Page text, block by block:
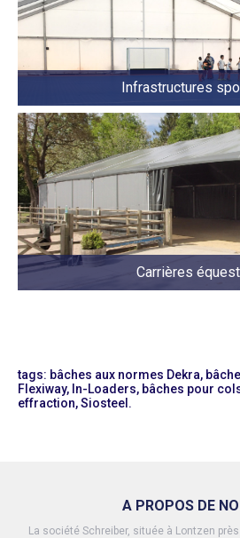
Infrastructures
Carrières
tags: bâches aux normes Dekra,
Flexiway, In-Loaders, bâches pour
effraction, Siosteel.
A PROPOS DE
La société Schreiber, située à Lontzen